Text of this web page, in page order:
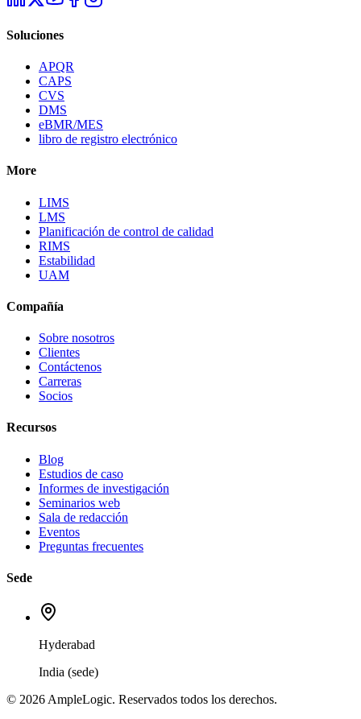
Soluciones
APQR
CAPS
CVS
DMS
eBMR/MES
libro de registro electrónico
More
LIMS
LMS
Planificación de control de calidad
RIMS
Estabilidad
UAM
Compañía
Sobre nosotros
Clientes
Contáctenos
Carreras
Socios
Recursos
Blog
Estudios de caso
Informes de investigación
Seminarios web
Sala de redacción
Eventos
Preguntas frecuentes
Sede
Hyderabad
India (sede)
© 2026 AmpleLogic. Reservados todos los derechos.